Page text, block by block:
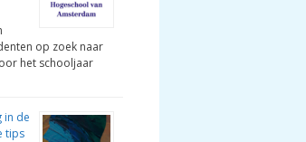
op zoek naar
het schooljaar
in de
tips